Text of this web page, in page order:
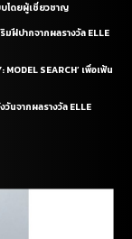
โดยผู้เชี่ยวชาญ
ฝีปากจากผลรางวัล ELLE
SEARCH’ เพื่อเฟ้น
นจากผลรางวัล ELLE